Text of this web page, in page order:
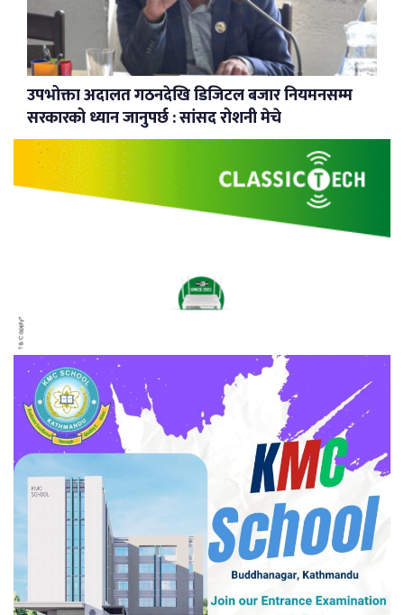
उपभोक्ता अदालत गठनदेखि डिजिटल बजार नियमनसम्म
सरकारको ध्यान जानुपर्छ : सांसद रोशनी मेचे